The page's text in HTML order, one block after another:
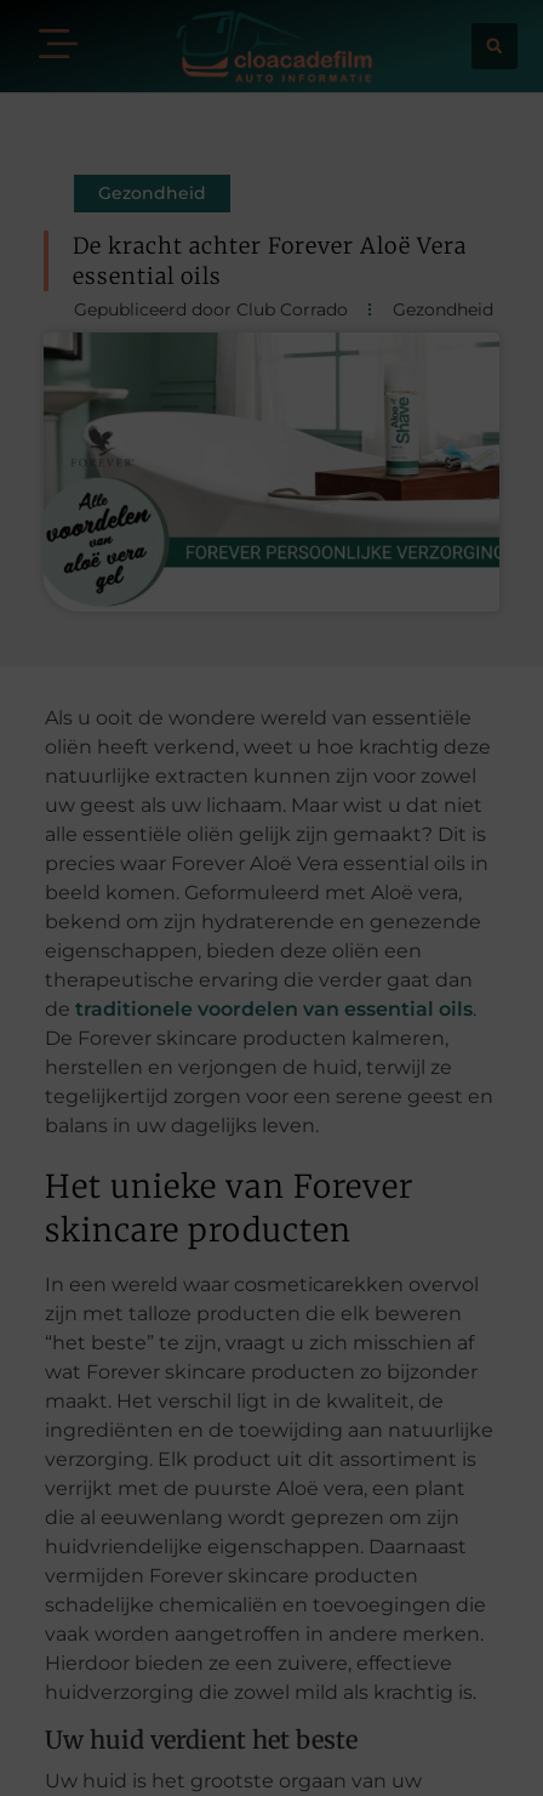
Gezondheid
De kracht achter Forever Aloë Vera
essential oils
Gepubliceerd door Club Corrado Gezondheid
Als u ooit de wondere wereld van essentiële
oliën heeft verkend, weet u hoe krachtig deze
natuurlijke extracten kunnen zijn voor zowel
uw geest als uw lichaam. Maar wist u dat niet
alle essentiële oliën gelijk zijn gemaakt? Dit is
precies waar Forever Aloë Vera essential oils in
beeld komen. Geformuleerd met Aloë vera,
bekend om zijn hydraterende en genezende
eigenschappen, bieden deze oliën een
therapeutische ervaring die verder gaat dan
de traditionele voordelen van essential oils.
De Forever skincare producten kalmeren,
herstellen en verjongen de huid, terwijl ze
tegelijkertijd zorgen voor een serene geest en
balans in uw dagelijks leven.
Het unieke van Forever
skincare producten
In een wereld waar cosmeticarekken overvol
zijn met talloze producten die elk beweren
“het beste” te zijn, vraagt u zich misschien af
wat Forever skincare producten zo bijzonder
maakt. Het verschil ligt in de kwaliteit, de
ingrediënten en de toewijding aan natuurlijke
verzorging. Elk product uit dit assortiment is
verrijkt met de puurste Aloë vera, een plant
die al eeuwenlang wordt geprezen om zijn
huidvriendelijke eigenschappen. Daarnaast
vermijden Forever skincare producten
schadelijke chemicaliën en toevoegingen die
vaak worden aangetroffen in andere merken.
Hierdoor bieden ze een zuivere, effectieve
huidverzorging die zowel mild als krachtig is.
Uw huid verdient het beste
Uw huid is het grootste orgaan van uw